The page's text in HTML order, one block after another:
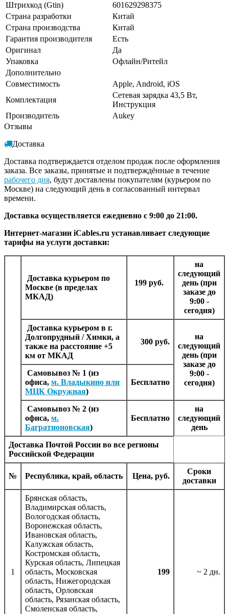
Штрихкод (Gtin)
601629298375
Страна разработки
Китай
Страна производства
Китай
Гарантия производителя
Есть
Оригинал
Да
Упаковка
Офлайн/Ритейл
Дополнительно
Совместимость
Apple, Android, iOS
Комплектация
Сетевая зарядка 43,5 Вт,
Инструкция
Производитель
Aukey
Отзывы
Доставка
Доставка подтверждается отделом продаж после оформления
заказа. Все заказы, принятые и подтверждённые в течение
рабочего дня, будут доставлены покупателям (курьером по
Москве) на следующий день в согласованный интервал
времени.
Доставка осуществляется ежедневно с 9:00 до 21:00.
Интернет-магазин iCables.ru устанавливает следующие
тарифы на услуги доставки:
Доставка курьером по
Москве (в пределах
МКАД)
199 руб.
на
следующий
день (при
заказе до
9:00 -
сегодня)
Доставка курьером в г.
Долгопрудный / Химки, а
также на расстояние +5
км от МКАД
300 руб.
на
следующий
день (при
заказе до
9:00 -
сегодня)
Самовывоз № 1 (из
офиса, м. Владыкино или
МЦК Окружная)
Бесплатно
Самовывоз № 2 (из
офиса, м.
Багратионовская)
Бесплатно
на
следующий
день
Доставка Почтой России во все регионы
Российской Федерации
№ Республика, край, область Цена, руб.
Сроки
доставки
1
Брянская область,
Владимирская область,
Вологодская область,
Воронежская область,
Ивановская область,
Калужская область,
Костромская область,
Курская область, Липецкая
область, Московская
область, Нижегородская
область, Орловская
область, Рязанская область,
Смоленская область,
199 ~ 2 дн.